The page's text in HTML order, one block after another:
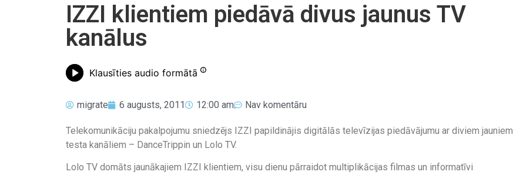
IZZI klientiem piedāvā divus jaunus TV
kanālus
Klausīties audio formātā
migrate 6 augusts, 2011 12:00 am Nav komentāru
Telekomunikāciju pakalpojumu sniedzējs IZZI papildinājis digitālās televīzijas piedāvājumu ar diviem jauniem
testa kanāliem – DanceTrippin un Lolo TV.
Lolo TV domāts jaunākajiem IZZI klientiem, visu dienu pārraidot multiplikācijas filmas un informatīvi